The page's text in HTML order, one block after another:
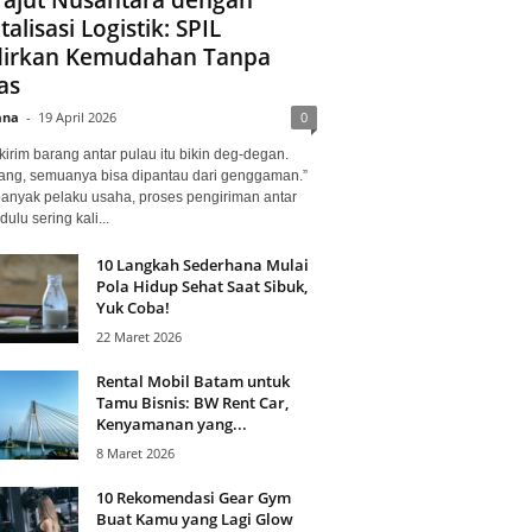
Logistik: SPIL
Kemudahan Tanpa
- 19 April 2026 0
barang antar pulau itu bikin deg-degan.
semuanya bisa dipantau dari genggaman.”
pelaku usaha, proses pengiriman antar
sering kali...
10 Langkah Sederhana Mulai
Pola Hidup Sehat Saat Sibuk,
Yuk Coba!
22 Maret 2026
Rental Mobil Batam untuk
Tamu Bisnis: BW Rent Car,
Kenyamanan yang...
8 Maret 2026
10 Rekomendasi Gear Gym
Buat Kamu yang Lagi Glow